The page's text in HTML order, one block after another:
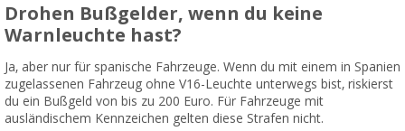
Drohen Bußgelder, wenn du keine
Warnleuchte hast?
Ja, aber nur für spanische Fahrzeuge. Wenn du mit einem in Spanien
zugelassenen Fahrzeug ohne V16-Leuchte unterwegs bist, riskierst
du ein Bußgeld von bis zu 200 Euro. Für Fahrzeuge mit
ausländischem Kennzeichen gelten diese Strafen nicht.